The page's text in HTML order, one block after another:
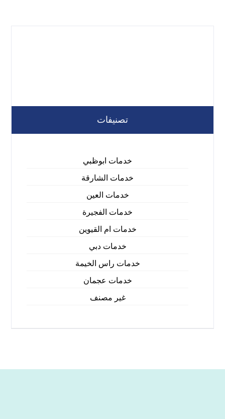
تصنيفات
خدمات ابوظبي
خدمات الشارقة
خدمات العين
خدمات الفجيرة
خدمات ام القيوين
خدمات دبي
خدمات راس الخيمة
خدمات عجمان
غير مصنف